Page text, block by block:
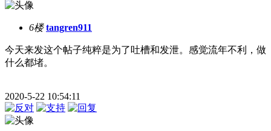
6楼 tangren911
今天来发这个帖子纯粹是为了吐槽和发泄。感觉流年不利，做
什么都堵。
2020-5-22 10:54:11